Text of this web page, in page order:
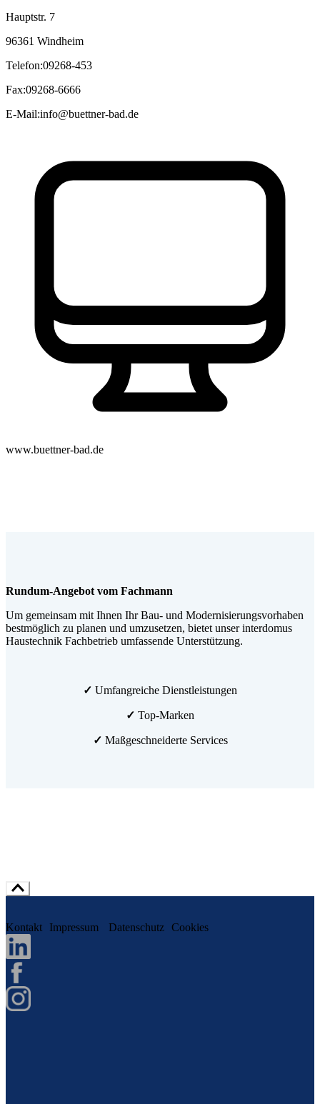
Hauptstr. 7
96361 Windheim
Telefon:09268-453
Fax:09268-6666
E-Mail:info@buettner-bad.de
www.buettner-bad.de
Rundum-Angebot vom Fachmann
Um gemeinsam mit Ihnen Ihr Bau- und Modernisierungsvorhaben
bestmöglich zu planen und umzusetzen, bietet unser interdomus
Haustechnik Fachbetrieb umfassende Unterstützung.
✓ Umfangreiche Dienstleistungen
✓ Top-Marken
✓ Maßgeschneiderte Services
Kontakt Impressum Datenschutz Cookies